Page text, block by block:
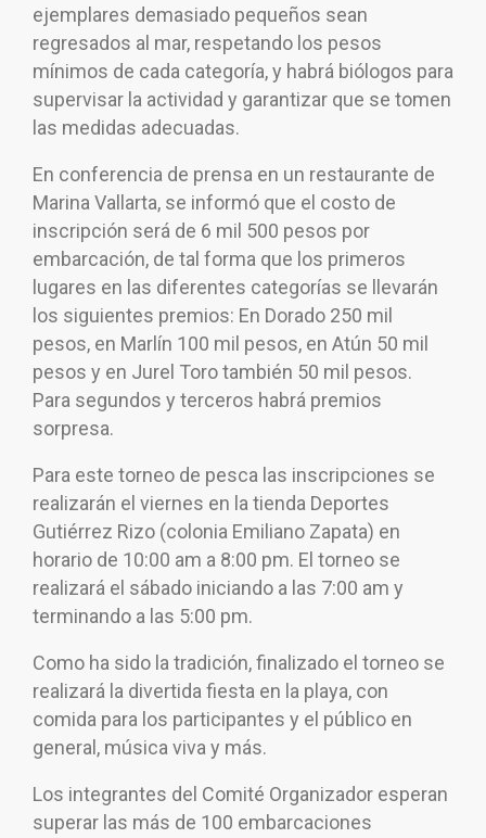
ejemplares demasiado pequeños sean
regresados al mar, respetando los pesos
mínimos de cada categoría, y habrá biólogos para
supervisar la actividad y garantizar que se tomen
las medidas adecuadas.
En conferencia de prensa en un restaurante de
Marina Vallarta, se informó que el costo de
inscripción será de 6 mil 500 pesos por
embarcación, de tal forma que los primeros
lugares en las diferentes categorías se llevarán
los siguientes premios: En Dorado 250 mil
pesos, en Marlín 100 mil pesos, en Atún 50 mil
pesos y en Jurel Toro también 50 mil pesos.
Para segundos y terceros habrá premios
sorpresa.
Para este torneo de pesca las inscripciones se
realizarán el viernes en la tienda Deportes
Gutiérrez Rizo (colonia Emiliano Zapata) en
horario de 10:00 am a 8:00 pm. El torneo se
realizará el sábado iniciando a las 7:00 am y
terminando a las 5:00 pm.
Como ha sido la tradición, finalizado el torneo se
realizará la divertida fiesta en la playa, con
comida para los participantes y el público en
general, música viva y más.
Los integrantes del Comité Organizador esperan
superar las más de 100 embarcaciones